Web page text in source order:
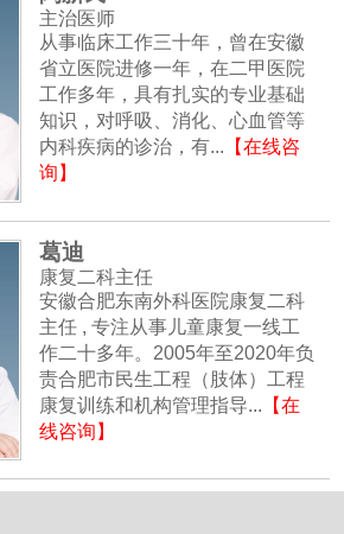
主治医师
从事临床工作三十年，曾在安徽
省立医院进修一年，在二甲医院
工作多年，具有扎实的专业基础
知识，对呼吸、消化、心血管等
内科疾病的诊治，有... 【在线咨
询】
葛迪
康复二科主任
安徽合肥东南外科医院康复二科
主任 , 专注从事儿童康复一线工
作二十多年。2005年至2020年负
责合肥市民生工程（肢体）工程
康复训练和机构管理指导... 【在
线咨询】